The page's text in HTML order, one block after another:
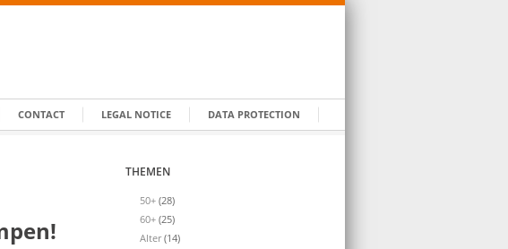
CONTACT LEGAL NOTICE DATA PROTECTION
THEMEN
50+ (28)
60+ (25)
Alter(14)